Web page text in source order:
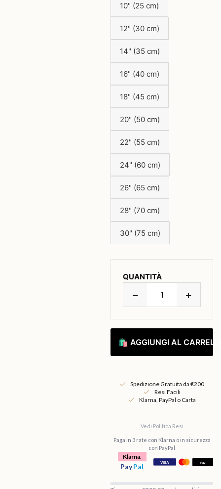
10" (25 cm)
12" (30 cm)
14" (35 cm)
16" (40 cm)
18" (45 cm)
20" (50 cm)
22" (55 cm)
24" (60 cm)
26" (65 cm)
28" (70 cm)
30" (75 cm)
QUANTITÀ
− +
🛍 AGGIUNGI AL
Spedizione Gratuita da €200
Resi Facili
Klarna, PayPal o Carta
Vedi Politica Resi
Paga in 3 rate con Klarna o in sicurezza
con PayPal
Klarna.
PayPal